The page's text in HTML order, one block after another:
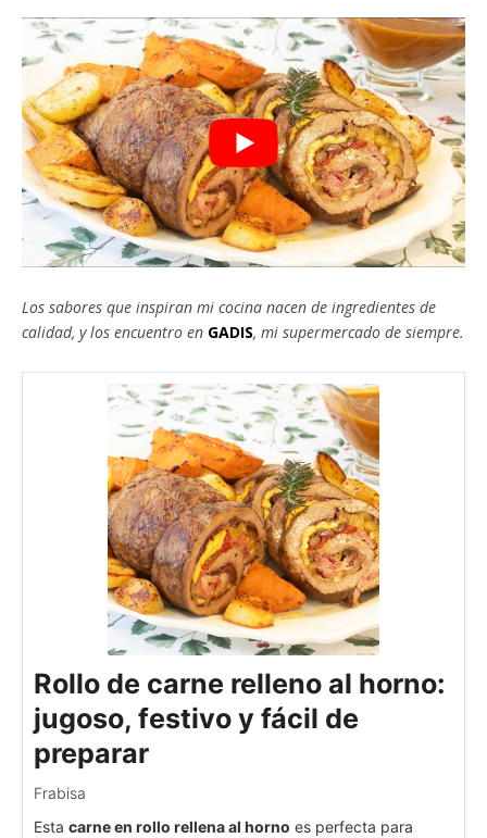
Los sabores que inspiran mi cocina nacen de ingredientes de
calidad, y los encuentro en GADIS, mi supermercado de siempre.
Rollo de carne relleno al horno:
jugoso, festivo y fácil de
preparar
Frabisa
Esta carne en rollo rellena al horno es perfecta para